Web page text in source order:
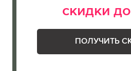
скидки
ПОЛУЧИТЬ